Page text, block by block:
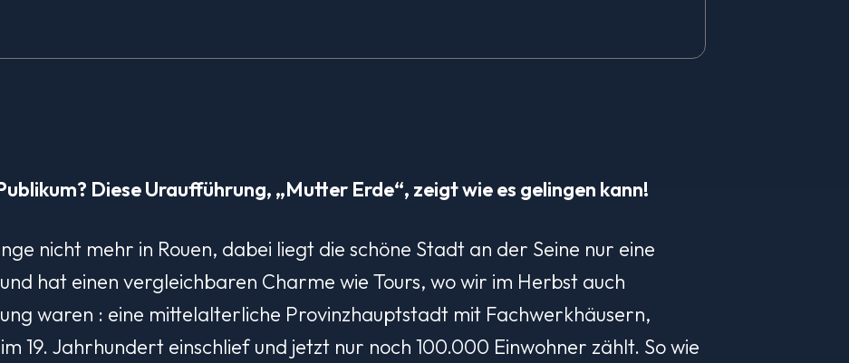
Diese Uraufführung, „Mutter Erde“, zeigt wie es gelingen kann!
nicht mehr in Rouen, dabei liegt die schöne Stadt an der Seine nur eine
hat einen vergleichbaren Charme wie Tours, wo wir im Herbst auch
waren : eine mittelalterliche Provinzhauptstadt mit Fachwerkhäusern,
19. Jahrhundert einschlief und jetzt nur noch 100.000 Einwohner zählt. So wie